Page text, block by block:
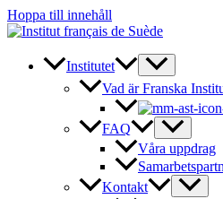
Hoppa till innehåll
Institutet
Vad är Franska
FAQ
Våra uppdrag
Kontakt